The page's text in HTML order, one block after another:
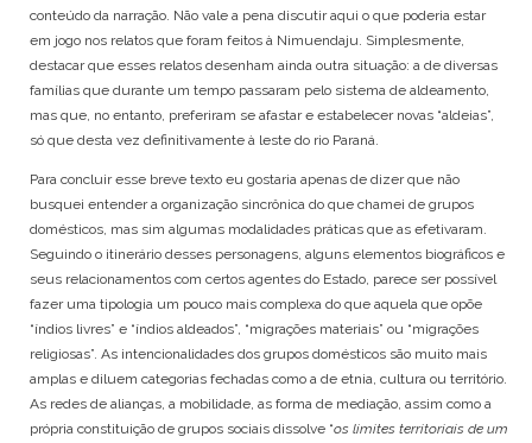
conteúdo da narração. Não vale a pena discutir aqui o que poderia estar
em jogo nos relatos que foram feitos à Nimuendaju. Simplesmente,
destacar que esses relatos desenham ainda outra situação: a de diversas
famílias que durante um tempo passaram pelo sistema de aldeamento,
mas que, no entanto, preferiram se afastar e estabelecer novas “aldeias”,
só que desta vez definitivamente à leste do rio Paraná.
Para concluir esse breve texto eu gostaria apenas de dizer que não
busquei entender a organização sincrônica do que chamei de grupos
domésticos, mas sim algumas modalidades práticas que as efetivaram.
Seguindo o itinerário desses personagens, alguns elementos biográficos e
seus relacionamentos com certos agentes do Estado, parece ser possível
fazer uma tipologia um pouco mais complexa do que aquela que opõe
“índios livres” e “índios aldeados”, “migrações materiais” ou “migrações
religiosas”. As intencionalidades dos grupos domésticos são muito mais
amplas e diluem categorias fechadas como a de etnia, cultura ou território.
As redes de alianças, a mobilidade, as forma de mediação, assim como a
própria constituição de grupos sociais dissolve “os limites territoriais de um